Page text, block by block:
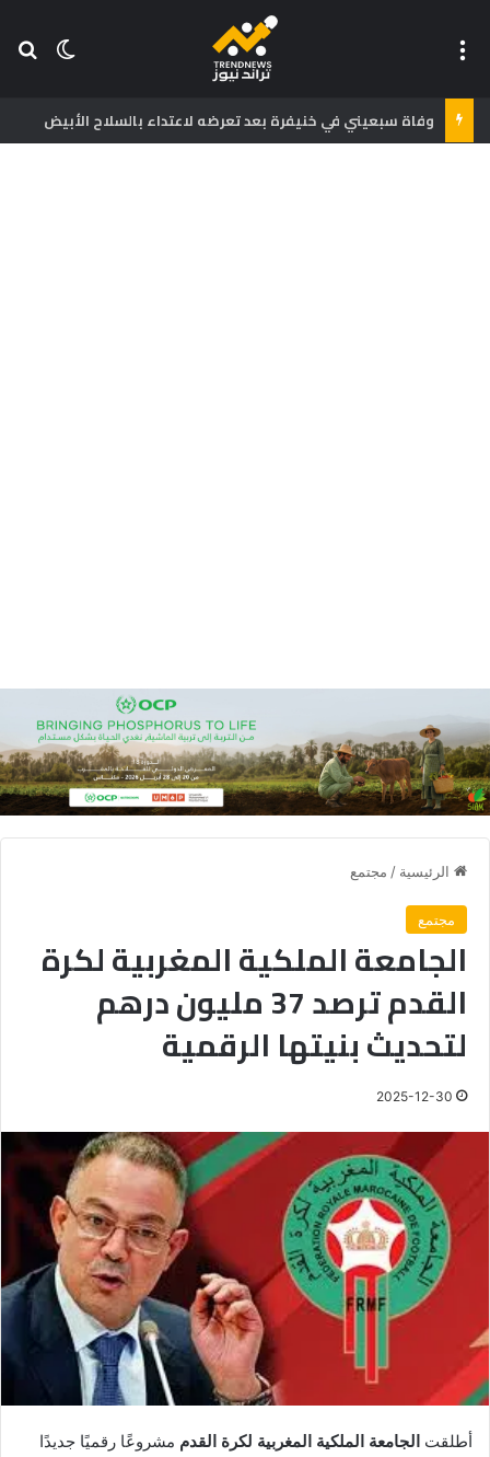
الوضع
وفاة سبعيني في خنيفرة بعد تعرضه لاعتداء بالسلاح الأبيض
الرئيسية / مجتمع
مجتمع
الجامعة الملكية المغربية لكرة
القدم ترصد 37 مليون درهم
لتحديث بنيتها الرقمية
2025-12-30
أطلقت الجامعة الملكية المغربية لكرة القدم مشروعًا رقميًا جديدًا